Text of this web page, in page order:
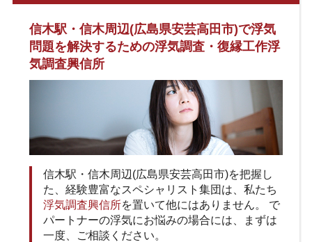
信木駅・信木周辺(広島県安芸高田市)で浮気
問題を解決するための浮気調査・復縁工作浮
気調査興信所
信木駅・信木周辺(広島県安芸高田市)を把握し
た、経験豊富なスペシャリスト集団は、私たち
浮気調査興信所を置いて他にはありません。 で
パートナーの浮気にお悩みの場合には、まずは
一度、ご相談ください。